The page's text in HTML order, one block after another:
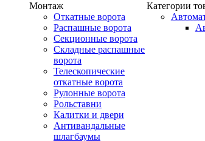
Монтаж
Откатные ворота
Распашные ворота
Секционные ворота
Складные распашные
ворота
Телескопические
откатные ворота
Рулонные ворота
Рольставни
Калитки и двери
Антивандальные
шлагбаумы
Категории